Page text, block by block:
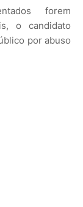
forem
o candidato
por abuso